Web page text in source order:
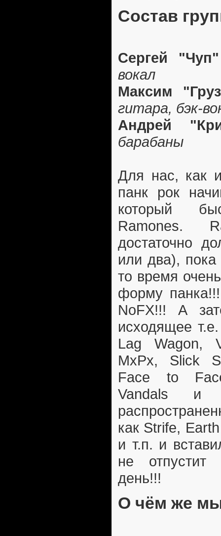
Состав
Сергей
вокал
Максим
гитара, бэк-
Андрей
барабаны
Для нас, как
панк рок
который
Ramones.
достаточно
или два),
то время
форму
NoFX!!! А
исходящее
Lag Wagon,
MxPx, Slick
Face to
Vandals и
как Strife,
и т.п. и
не
день!!!
О чём же